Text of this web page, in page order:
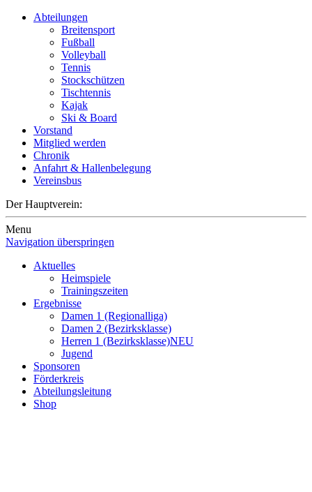
Abteilungen
Breitensport
Fußball
Volleyball
Tennis
Stockschützen
Tischtennis
Kajak
Ski & Board
Vorstand
Mitglied werden
Chronik
Anfahrt & Hallenbelegung
Vereinsbus
Der Hauptverein:
Menu
Navigation überspringen
Aktuelles
Heimspiele
Trainingszeiten
Ergebnisse
Damen 1 (Regionalliga)
Damen 2 (Bezirksklasse)
Herren 1 (Bezirksklasse)NEU
Jugend
Sponsoren
Förderkreis
Abteilungsleitung
Shop